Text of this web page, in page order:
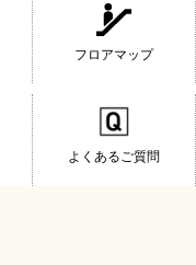
フロアマップ
よくあるご質問